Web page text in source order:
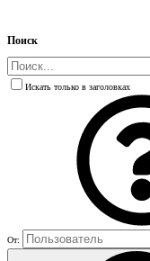
Поиск
Искать только в заголовках
От: